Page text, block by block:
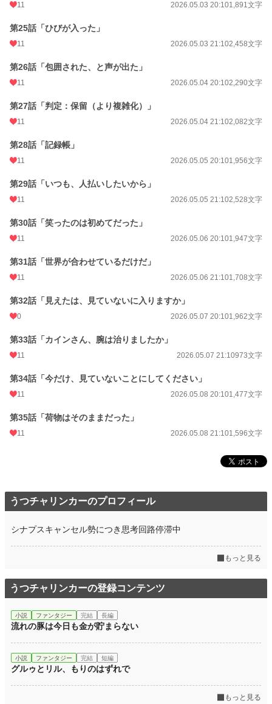
11 2026.05.03 20:101,891文字
第25話「ひびが入った」
11 2026.05.03 21:102,458文字
第26話「包囲された、と声が出た」
11 2026.05.04 20:102,290文字
第27話「判定：保留（より複雑化）」
11 2026.05.04 21:102,082文字
第28話「記録帳」
11 2026.05.05 20:101,956文字
第29話「いつも、人払いしたいから」
11 2026.05.05 21:102,528文字
第30話「笑ったのは初めてだった」
11 2026.05.06 20:101,947文字
第31話「世界が合わせているだけだ」
11 2026.05.06 21:101,708文字
第32話「見えたは、見ていないに入りますか」
0 2026.05.07 20:101,962文字
第33話「カインさん、腕は治りましたか」
11 2026.05.07 21:10973文字
第34話「今だけ、見ていないことにしてください」
11 2026.05.08 20:101,477文字
第35話「荷物はそのままだった」
11 2026.05.08 21:101,596文字
うつチャリンカーのプロフィール
シナプスキャンセル勢につき思考回路停滞中
もっと見る
うつチャリンカーの登録コンテンツ
小説 ファンタジー 完結 長編
流れの豚は今日も金が貯まらない
小説 ファンタジー 完結 短編
グルゥとリル、もりのはずれで
もっと見る